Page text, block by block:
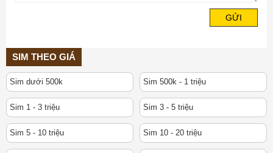
GỬI
SIM THEO GIÁ
Sim dưới 500k Sim 500k - 1 triệu
Sim 1 - 3 triệu Sim 3 - 5 triệu
Sim 5 - 10 triệu Sim 10 - 20 triệu